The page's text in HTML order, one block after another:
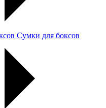
Сумки для боксов